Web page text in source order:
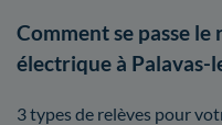
Comment se passe
électrique à Palavas-
3 types de relèves pour